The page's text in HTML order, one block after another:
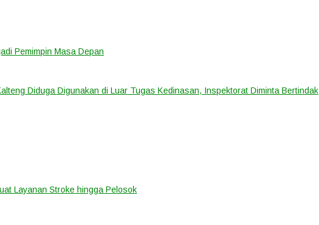
Pemimpin Masa Depan
Diduga Digunakan di Luar Tugas Kedinasan, Inspektorat Diminta Bertindak
Layanan Stroke hingga Pelosok